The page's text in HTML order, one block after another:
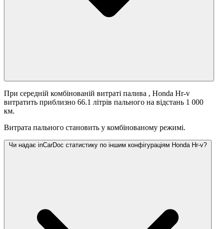
При середній комбінованій витраті палива , Honda Hr-v
витратить приблизно 66.1 літрів пального на відстань 1 000
км.
Витрата пального становить у комбінованому режимі.
Чи надає inCarDoc статистику по іншим конфігураціям Honda Hr-v?